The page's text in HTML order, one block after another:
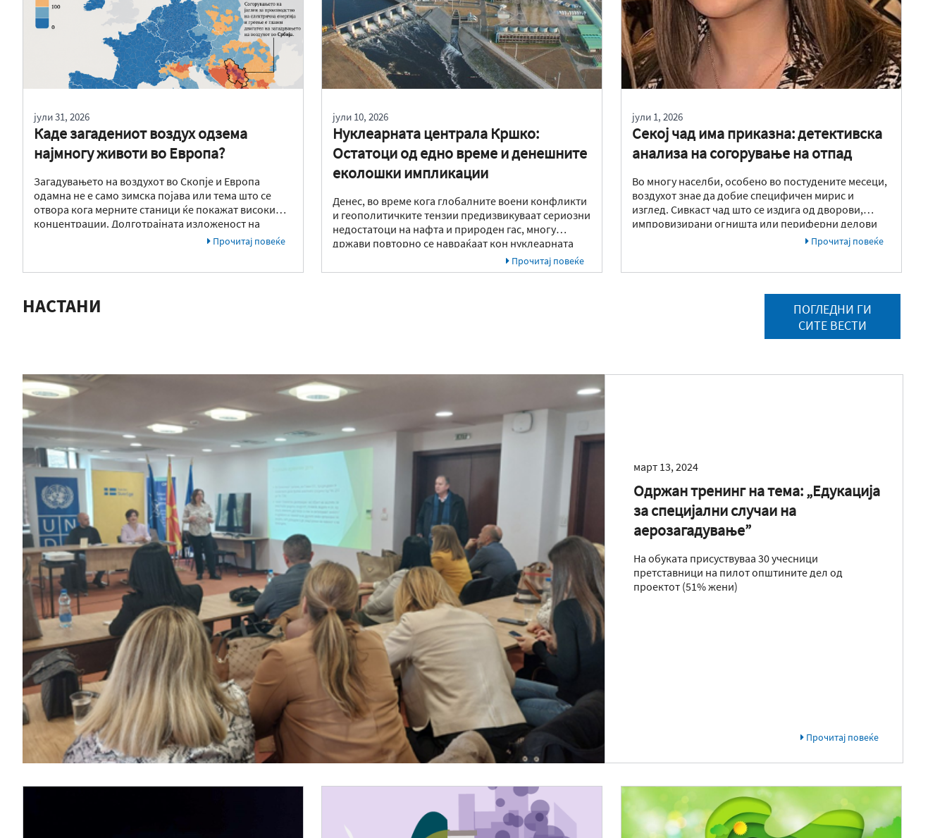
јули 31, 2026
Каде загадениот воздух одзема
најмногу животи во Европа?
Загадувањето на воздухот во Скопје и Европа
одамна не е само зимска појава или тема што се
отвора кога мерните станици ќе покажат високи
концентрации. Долготрајната изложеност на
фините честички PM₂.₅ има сериозни последици
товар од загадениот воздух се особено важни за
Прочитај повеќе
јули 10, 2026
Нуклеарната централа Кршко:
Остатоци од едно време и денешните
еколошки импликации
Денес, во време кога глобалните воени конфликти
и геополитичките тензии предизвикуваат сериозни
недостатоци на нафта и природен гас, многу
држави повторно се навраќаат кон нуклеарната
енергија како неопходен столб за енергетска
стабилност. Оваа современа ситуација претставува
Прочитај повеќе
јули 1, 2026
Секој чад има приказна: детективска
анализа на согорување на отпад
Во многу населби, особено во постудените месеци,
воздухот знае да добие специфичен мирис и
изглед. Сивкаст чад што се издига од дворови,
импровизирани огништа или периферни делови
од градот често се зема како нешто „вообичаено“
тие моменти. Но зад таа секојдневна слика се крие
еден сложен и често потценет процес: согорување
Прочитај повеќе
НАСТАНИ
ПОГЛЕДНИ ГИ
СИТЕ ВЕСТИ
март 13, 2024
Одржан тренинг на тема: „Едукација
за специјални случаи на
аерозагадување”
На обуката присуствуваа 30 учесници
претставници на пилот општините дел од
проектот (51% жени)
Прочитај повеќе